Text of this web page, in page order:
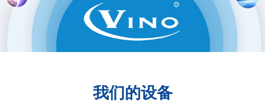
我们的设备